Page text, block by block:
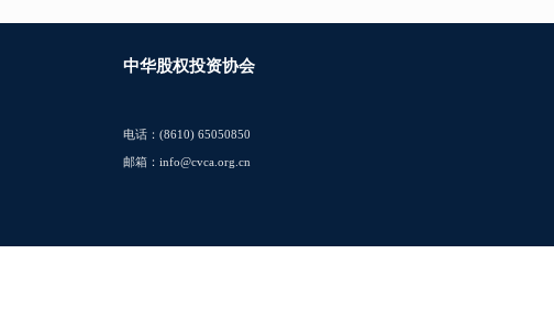
中华股权投资协会
电话：(8610) 65050850
邮箱：info@cvca.org.cn